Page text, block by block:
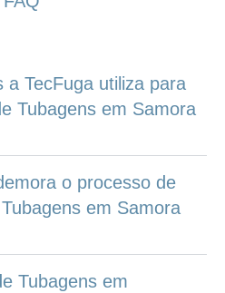
a TecFuga utiliza para
Tubagens em Samora
o processo de
em Samora
Tubagens em